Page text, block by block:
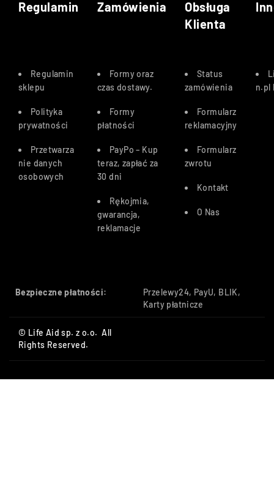
Regulamin Zamówienia
Obsługa
Klienta
Regulamin
sklepu
Polityka
prywatności
Przetwarza
nie danych
osobowych
Formy oraz
czas dostawy.
Formy
płatności
PayPo – Kup
teraz, zapłać za
30 dni
Rękojmia,
gwarancja,
reklamacje
Status
zamówienia
Formularz
reklamacyjny
Formularz
zwrotu
Kontakt
O Nas
n.pl
Bezpieczne płatności:
Przelewy24, PayU, BLIK,
Karty płatnicze
© Life Aid sp. z o.o. All
Rights Reserved.